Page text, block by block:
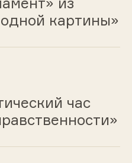
картины»
час